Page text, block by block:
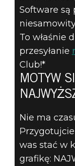
Software są
To właśnie
przesyłanie
Club!*
MOTYW
Nie ma
was stać w
grafikę: